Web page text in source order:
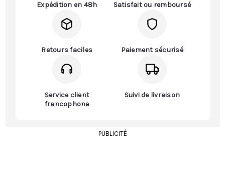
Expédition en 48h Satisfait ou remboursé
Retours faciles Paiement sécurisé
Service client
francophone
Suivi de livraison
PUBLICITÉ